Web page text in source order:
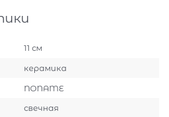
11 см
керамика
NONAME
свечная